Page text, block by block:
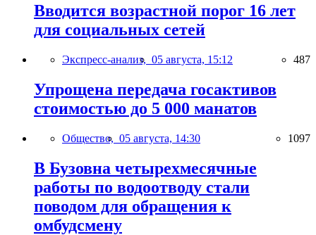
Вводится возрастной порог 16 лет
для социальных сетей
Экспресс-анализ, 05 августа, 15:12 487
Упрощена передача госактивов
стоимостью до 5 000 манатов
Общество, 05 августа, 14:30 1097
В Бузовна четырехмесячные
работы по водоотводу стали
поводом для обращения к
омбудсмену